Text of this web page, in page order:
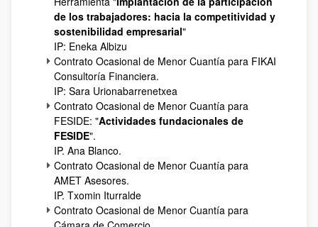
de los trabajadores: hacia la competitividad y
sostenibilidad empresarial"
IP: Eneka Albizu
Contrato Ocasional de Menor Cuantía para FIKAI
Consultoría Financiera.
IP: Sara Urionabarrenetxea
Contrato Ocasional de Menor Cuantía para
FESIDE: "Actividades fundacionales de
FESIDE".
IP. Ana Blanco.
Contrato Ocasional de Menor Cuantía para
AMET Asesores.
IP. Txomin Iturralde
Contrato Ocasional de Menor Cuantía para